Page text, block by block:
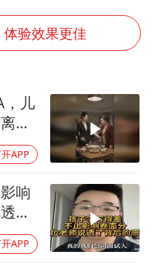
船舶避风项目停工 多地全力防台风
面沉降致车辆损坏”不实
男子结婚8年发现3个女儿均非亲生
新局 实干挑大梁
验效果更佳
，儿
APP
响
了
APP